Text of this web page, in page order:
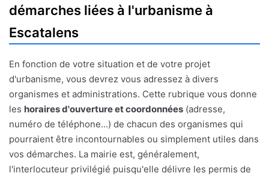
démarches liées à l'urbanisme à
Escatalens
En fonction de votre situation et de votre projet
d'urbanisme, vous devrez vous adressez à divers
organismes et administrations. Cette rubrique vous donne
les horaires d'ouverture et coordonnées (adresse,
numéro de téléphone...) de chacun des organismes qui
pourraient être incontournables ou simplement utiles dans
vos démarches. La mairie est, généralement,
l'interlocuteur privilégié puisqu'elle délivre les permis de